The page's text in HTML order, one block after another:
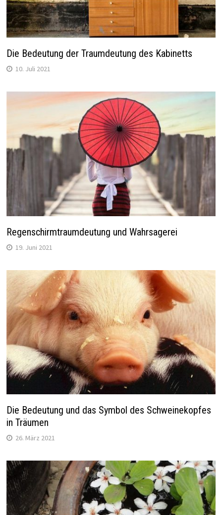
Die Bedeutung der Traumdeutung des Kabinetts
10. Juli 2021
Regenschirmtraumdeutung und Wahrsagerei
19. Juni 2021
Die Bedeutung und das Symbol des Schweinekopfes
in Träumen
26. März 2021